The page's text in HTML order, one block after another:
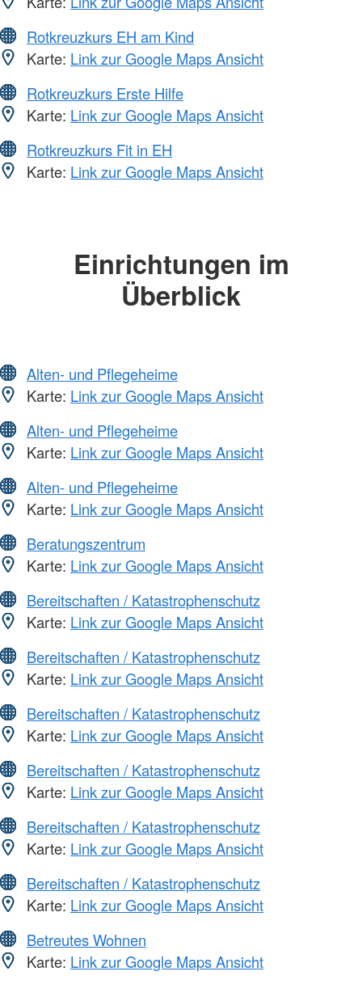
Rotkreuzkurs EH am Kind
Karte: Link zur Google Maps Ansicht
Rotkreuzkurs Erste Hilfe
Karte: Link zur Google Maps Ansicht
Rotkreuzkurs Fit in EH
Karte: Link zur Google Maps Ansicht
Einrichtungen im
Überblick
Alten- und Pflegeheime
Karte: Link zur Google Maps Ansicht
Alten- und Pflegeheime
Karte: Link zur Google Maps Ansicht
Alten- und Pflegeheime
Karte: Link zur Google Maps Ansicht
Beratungszentrum
Karte: Link zur Google Maps Ansicht
Bereitschaften / Katastrophenschutz
Karte: Link zur Google Maps Ansicht
Bereitschaften / Katastrophenschutz
Karte: Link zur Google Maps Ansicht
Bereitschaften / Katastrophenschutz
Karte: Link zur Google Maps Ansicht
Bereitschaften / Katastrophenschutz
Karte: Link zur Google Maps Ansicht
Bereitschaften / Katastrophenschutz
Karte: Link zur Google Maps Ansicht
Bereitschaften / Katastrophenschutz
Karte: Link zur Google Maps Ansicht
Betreutes Wohnen
Karte: Link zur Google Maps Ansicht